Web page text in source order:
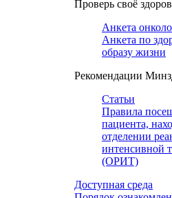
Проверь своё
Анкета
Анкета по
образу жизни
Рекомендации
Статьи
Правила
пациента,
отделении
интенсивной
(ОРИТ)
Доступная среда